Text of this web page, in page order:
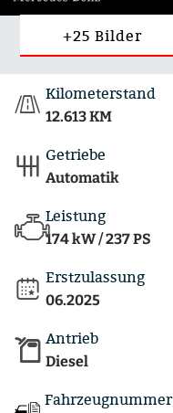
+25 Bilder
Kilometerstand
12.613 KM
Getriebe
Automatik
Leistung
174 kW / 237 PS
Erstzulassung
06.2025
Antrieb
Diesel
Fahrzeugnummer